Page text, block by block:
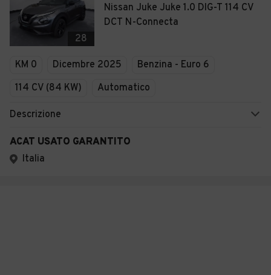
28
Nissan Juke Juke 1.0 DIG-T 114 CV
DCT N-Connecta
KM 0 Dicembre 2025
Benzina - Euro 6
114 CV (84 KW)
Automatico
Descrizione
ACAT USATO GARANTITO
Italia